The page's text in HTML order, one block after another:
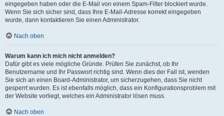
eingegeben haben oder die E-Mail von einem Spam-Filter blockiert wurde.
Wenn Sie sich sicher sind, dass Ihre E-Mail-Adresse korrekt eingegeben
wurde, dann kontaktieren Sie einen Administrator.
Nach oben
Warum kann ich mich nicht anmelden?
Dafür gibt es viele mögliche Gründe. Prüfen Sie zunächst, ob Ihr
Benutzername und Ihr Passwort richtig sind. Wenn dies der Fall ist, wenden
Sie sich an einen Board-Administrator, um sicherzugehen, dass Sie nicht
gesperrt wurden. Es ist ebenfalls möglich, dass ein Konfigurationsproblem mit
der Website vorliegt, welches ein Administrator lösen muss.
Nach oben